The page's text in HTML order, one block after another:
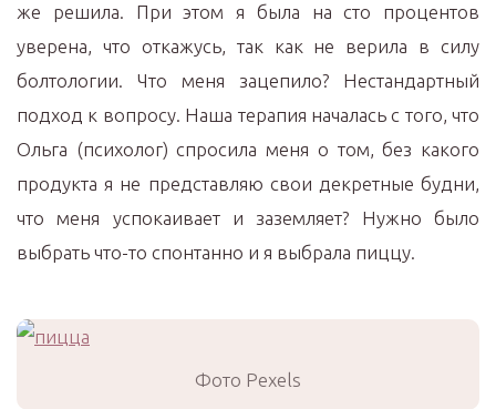
же решила. При этом я была на сто процентов
уверена, что откажусь, так как не верила в силу
болтологии. Что меня зацепило? Нестандартный
подход к вопросу. Наша терапия началась с того, что
Ольга (психолог) спросила меня о том, без какого
продукта я не представляю свои декретные будни,
что меня успокаивает и заземляет? Нужно было
выбрать что-то спонтанно и я выбрала пиццу.
Фото Pexels